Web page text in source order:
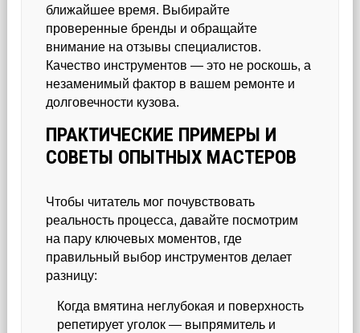
ближайшее время. Выбирайте
проверенные бренды и обращайте
внимание на отзывы специалистов.
Качество инструментов — это не роскошь, а
незаменимый фактор в вашем ремонте и
долговечности кузова.
ПРАКТИЧЕСКИЕ ПРИМЕРЫ И
СОВЕТЫ ОПЫТНЫХ МАСТЕРОВ
Чтобы читатель мог почувствовать
реальность процесса, давайте посмотрим
на пару ключевых моментов, где
правильный выбор инструментов делает
разницу:
Когда вмятина неглубокая и поверхность
репетирует уголок — выпрямитель и